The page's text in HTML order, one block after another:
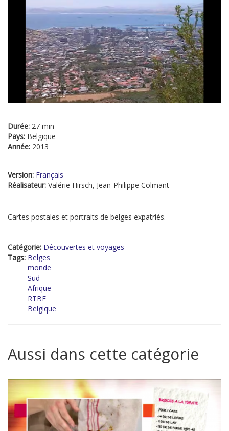
Durée: 27 min
Pays: Belgique
Année: 2013
Version: Français
Réalisateur: Valérie Hirsch, Jean-Philippe Colmant
Cartes postales et portraits de belges expatriés.
Catégorie: Découvertes et voyages
Tags: Belges
monde
Sud
Afrique
RTBF
Belgique
Aussi dans cette catégorie